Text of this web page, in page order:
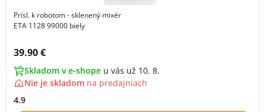
Prísl. k robotom - sklenený mixér
ETA 1128 99000 biely
Cena s DPH:
39.90 €
Skladom v e-shope u vás už 10. 8.
Nie je skladom na predajniach
4.9